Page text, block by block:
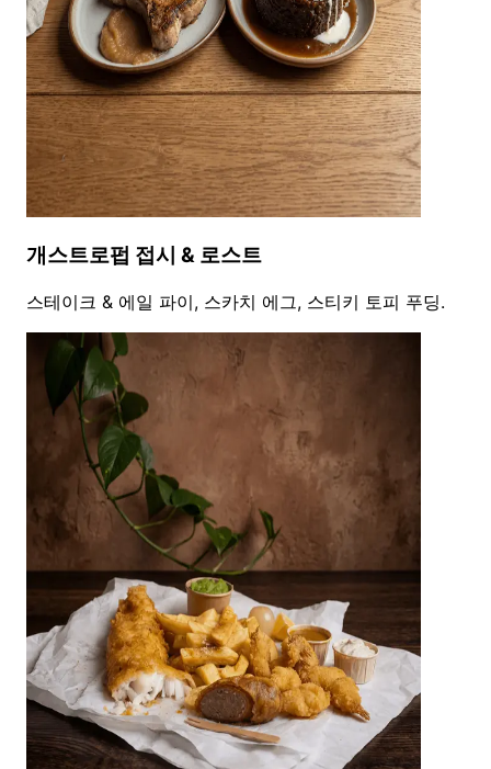
개스트로펍 접시 & 로스트
스테이크 & 에일 파이, 스카치 에그, 스티키 토피 푸딩.